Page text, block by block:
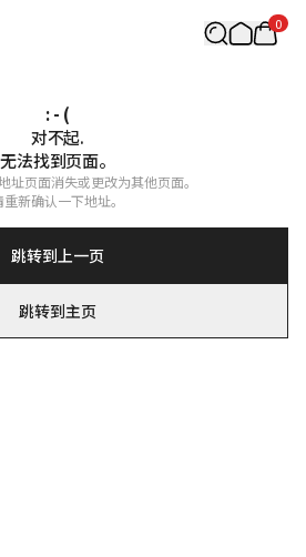
0
: - (
对不起.
无法找到页面。
址页面消失或更改为其他页面。
重新确认一下地址。
跳转到上一页
跳转到主页